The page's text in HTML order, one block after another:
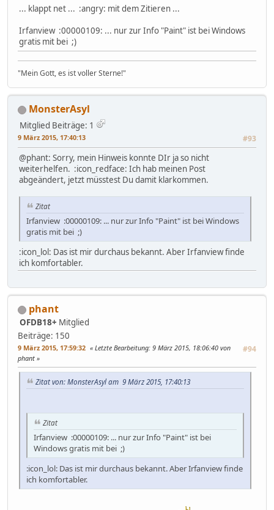
... klappt net ... :angry: mit dem Zitieren ...
Irfanview :00000109: ... nur zur Info "Paint" ist bei Windows
gratis mit bei ;)
"Mein Gott, es ist voller Sterne!"
MonsterAsyl
Mitglied Beiträge: 1
9 März 2015, 17:40:13 #93
@phant: Sorry, mein Hinweis konnte DIr ja so nicht
weiterhelfen. :icon_redface: Ich hab meinen Post
abgeändert, jetzt müsstest Du damit klarkommen.
Zitat
Irfanview :00000109: ... nur zur Info "Paint" ist bei Windows
gratis mit bei ;)
:icon_lol: Das ist mir durchaus bekannt. Aber Irfanview finde
ich komfortabler.
phant
OFDB18+ Mitglied
Beiträge: 150
9 März 2015, 17:59:32 #94
Letzte Bearbeitung: 9 März 2015, 18:06:40 von
phant
Zitat von: MonsterAsyl am 9 März 2015, 17:40:13
Zitat
Irfanview :00000109: ... nur zur Info "Paint" ist bei
Windows gratis mit bei ;)
:icon_lol: Das ist mir durchaus bekannt. Aber Irfanview finde
ich komfortabler.